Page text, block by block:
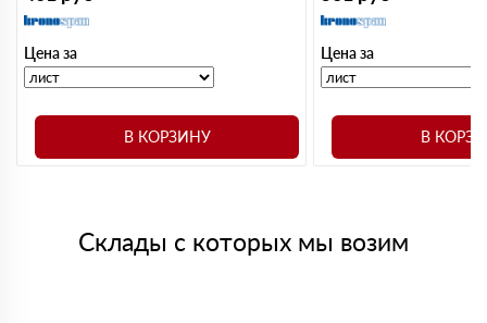
Цена за
В КОРЗИНУ
Цена за
В
Склады с которых мы возим